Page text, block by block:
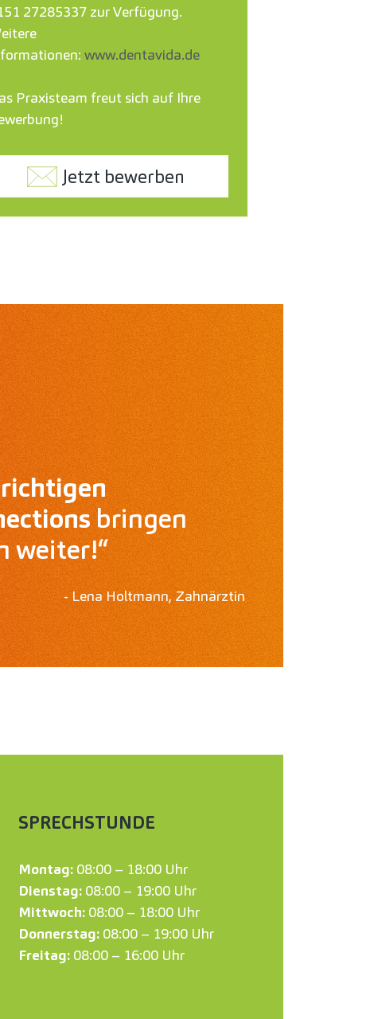
27285337zur Verfügung.
www.dentavida.de
Praxisteam freut sich auf Ihre
Jetzt bewerben
richtigen
bringen
weiter!“
- Lena Holtmann, Zahnärztin
SPRECHSTUNDE
Montag:08:00 – 18:00 Uhr
Dienstag:08:00 – 19:00 Uhr
Mittwoch:08:00 – 18:00 Uhr
Donnerstag:08:00 – 19:00 Uhr
Freitag:08:00 – 16:00 Uhr